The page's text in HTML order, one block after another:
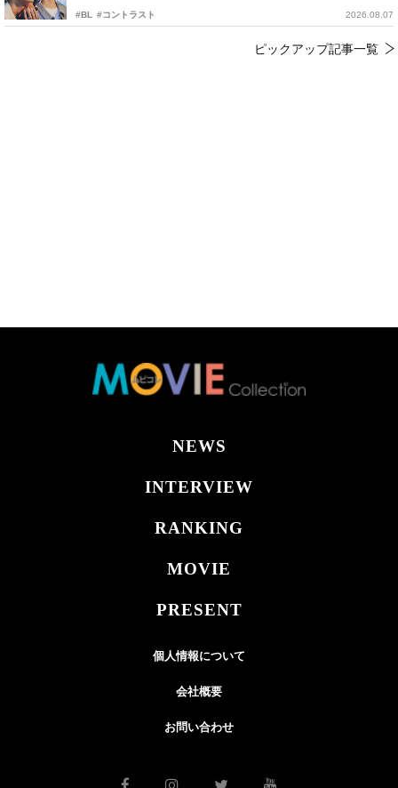
#BL #コントラスト 2026.08.07
ピックアップ記事一覧
NEWS
INTERVIEW
RANKING
MOVIE
PRESENT
個人情報について
会社概要
お問い合わせ